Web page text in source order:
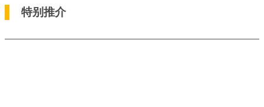
特别推介